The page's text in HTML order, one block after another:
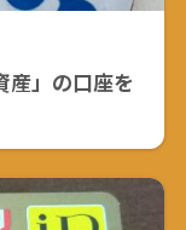
産」の口座を